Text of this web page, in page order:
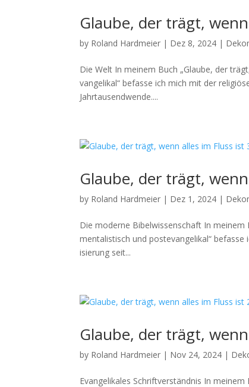
Glaube, der trägt,
by Roland Hardmeier | Dez 8, 2024 |
Die Welt In meinem Buch „Glaube, der
van­ge­likal“ befasse ich mich mit der
Jahrtausendwende....
Glaube, der trägt,
by Roland Hardmeier | Dez 1, 2024 |
Die mod­erne Bibel­wis­senschaft In meinem
men­tal­is­tisch und poste­van­ge­likal“
isierung seit...
Glaube, der trägt,
by Roland Hardmeier | Nov 24, 2024 |
Evan­ge­likales Schriftver­ständ­nis In